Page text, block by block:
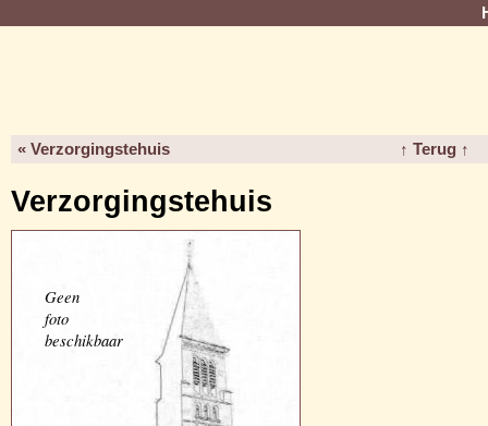
« Verzorgingstehuis ↑ Terug ↑
Verzorgingstehuis
Geen
foto
beschikbaar